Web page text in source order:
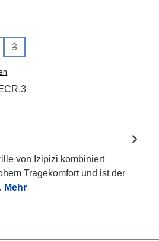
nicht verfügbar.)
3
(Diese Option ist zurzeit nicht
von Izipizi kombiniert
Tragekomfort und ist der
Mehr